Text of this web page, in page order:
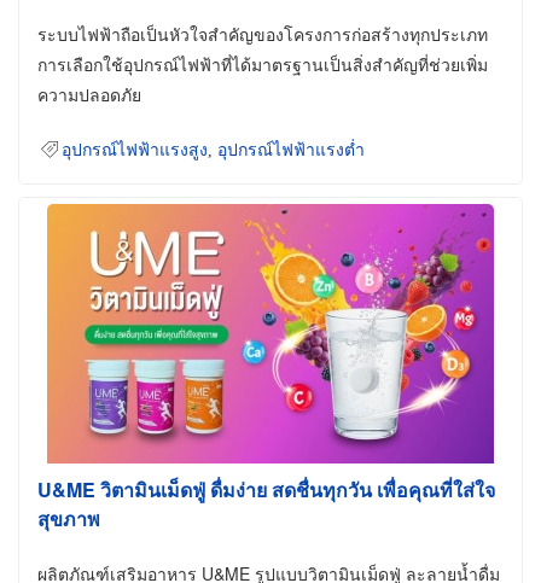
ระบบไฟฟ้าถือเป็นหัวใจสำคัญของโครงการก่อสร้างทุกประเภท
การเลือกใช้อุปกรณ์ไฟฟ้าที่ได้มาตรฐานเป็นสิ่งสำคัญที่ช่วยเพิ่ม
ความปลอดภัย
อุปกรณ์ไฟฟ้าแรงสูง อุปกรณ์ไฟฟ้าแรงต่ำ
U&ME วิตามินเม็ดฟู่ ดื่มง่าย สดชื่นทุกวัน เพื่อคุณที่ใส่ใจ
สุขภาพ
ผลิตภัณฑ์เสริมอาหาร U&ME รูปแบบวิตามินเม็ดฟู่ ละลายน้ำดื่ม